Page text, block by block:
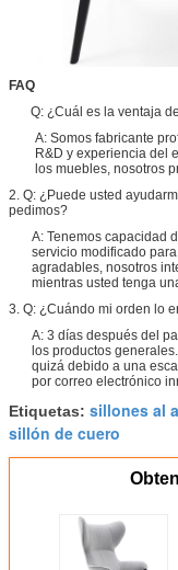
FAQ
Q: ¿Cuál es la ventaja
A: Somos fabricante
R&D y experiencia del
los muebles, nosotros
2. Q: ¿Puede usted
pedimos?
A: Tenemos capacidad
servicio modificado
agradables, nosotros
mientras usted tenga
3. Q: ¿Cuándo mi orden lo
A: 3 días después del
los productos
quizá debido a una
por correo electrónico
Etiquetas: sillones al
sillón de cuero